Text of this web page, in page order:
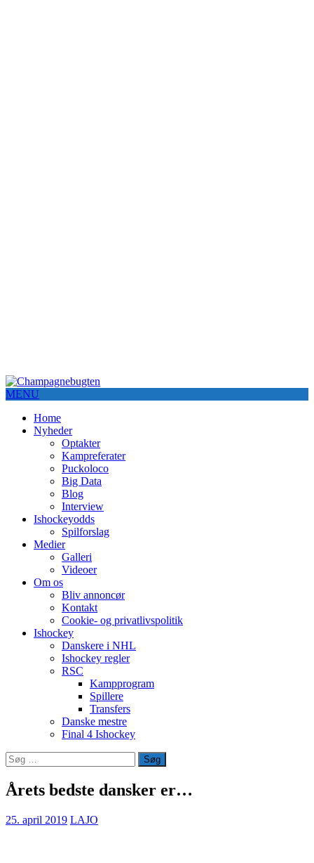
MENU
Home
Nyheder
Optakter
Kampreferater
Puckoloco
Big Data
Blog
Interview
Ishockeyodds
Spilforslag
Medier
Galleri
Videoer
Om os
Bliv annoncør
Kontakt
Cookie- og privatlivspolitik
Ishockey
Danskere i NHL
Ishockey regler
RSC
Kampprogram
Spillere
Transfers
Danske mestre
Final 4 Ishockey
Søg
efter:
Årets bedste dansker er…
25. april 2019 LAJO